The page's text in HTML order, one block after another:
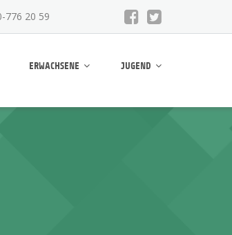
776 20 59
ERWACHSENE JUGEND